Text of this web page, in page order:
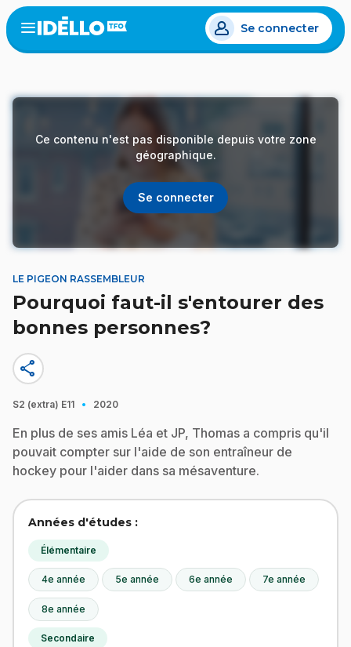
Aller
au
contenu
Open
menu
Se connecter
Ce contenu n'est pas disponible depuis votre zone
géographique.
Se connecter
LE PIGEON RASSEMBLEUR
Pourquoi faut-il s'entourer des
bonnes personnes?
share
S2 (extra) E11 · 2020
En plus de ses amis Léa et JP, Thomas a compris qu'il
pouvait compter sur l'aide de son entraîneur de
hockey pour l'aider dans sa mésaventure.
Années d'études :
Élémentaire
4e année 5e année 6e année 7e année
8e année
Secondaire